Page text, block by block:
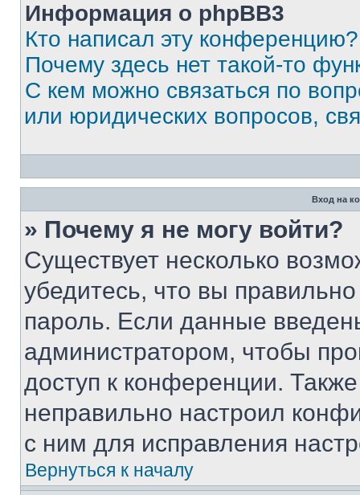
Информация о phpBB3
Кто написал эту конференцию?
Почему здесь нет такой-то
С кем можно связаться по
или юридических вопросов,
Вход на
» Почему я не могу войти?
Существует несколько
убедитесь, что вы
пароль. Если данные
администратором, чтобы
доступ к конференции.
неправильно настроил
с ним для исправления
Вернуться к началу